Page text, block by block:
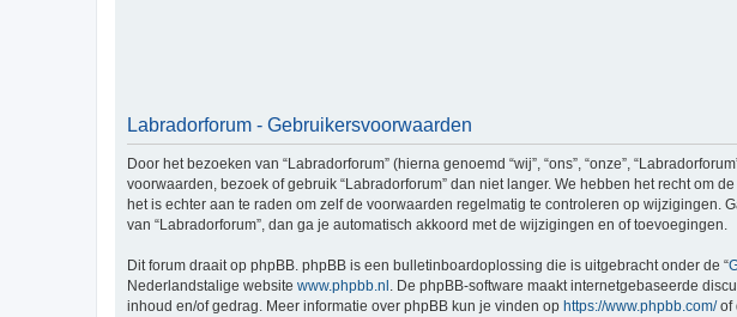
Labradorforum - Gebruikersvoorwaarden
Door het bezoeken van “Labradorforum” (hierna genoemd “wij”, “ons”, “onze”,
voorwaarden, bezoek of gebruik “Labradorforum” dan niet langer. We hebben het recht om
het is echter aan te raden om zelf de voorwaarden regelmatig te controleren op wijzigingen.
van “Labradorforum”, dan ga je automatisch akkoord met de wijzigingen en of toevoegingen.
Dit forum draait op phpBB. phpBB is een bulletinboardoplossing die is uitgebracht onder de “
Nederlandstalige website www.phpbb.nl . De phpBB-software maakt internetgebaseerde
inhoud en/of gedrag. Meer informatie over phpBB kun je vinden op https://www.phpbb.com/of